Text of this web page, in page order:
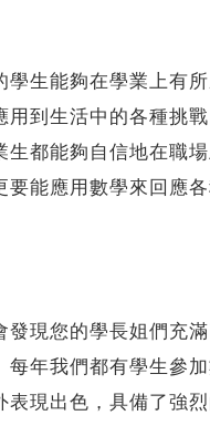
能夠在學業上有所
到生活中的各種挑
都能夠自信地在職
能應用數學來回應各
您的學長姐們充滿
年我們都有學生參
現出色，具備了強